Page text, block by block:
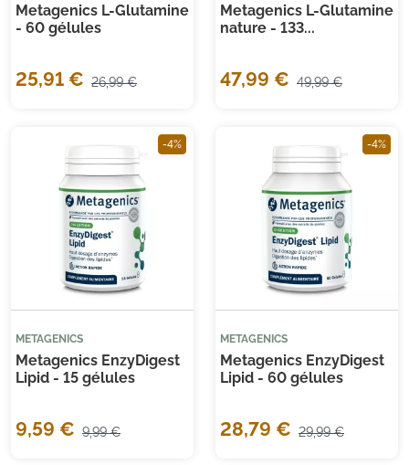
(50 avis)
Metagenics L-Glutamine
- 60 gélules
25,91 € 26,99 €
Metagenics L-Glutamine
nature - 133...
47,99 € 49,99 €
-4%
METAGENICS
Metagenics EnzyDigest
Lipid - 15 gélules
9,59 € 9,99 €
-4%
METAGENICS
Metagenics EnzyDigest
Lipid - 60 gélules
28,79 € 29,99 €